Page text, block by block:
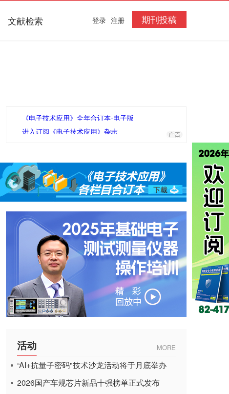
文献检索 期刊投稿
登录 注册
《电子技术应用》全年合订本-电子版
进入订阅《电子技术应用》杂志
活动 MORE
“AI+抗量子密码"技术沙龙活动将于月底举办
2026国产车规芯片新品十强榜单正式发布